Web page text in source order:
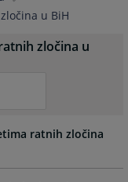
u BiH
zločina u
ratnih zločina